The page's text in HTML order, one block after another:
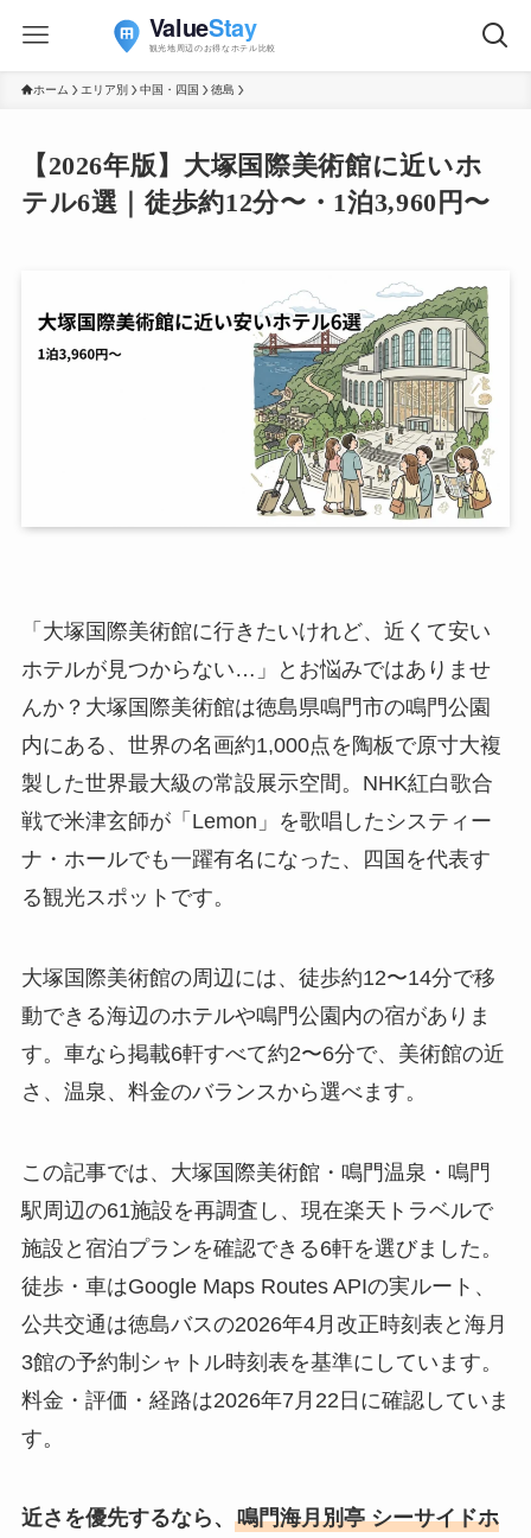
ホーム エリア別 中国・四国 徳島
【2026年版】大塚国際美術館に近いホ
テル6選｜徒歩約12分〜・1泊3,960円〜
「大塚国際美術館に行きたいけれど、近くて安い
ホテルが見つからない…」とお悩みではありませ
んか？大塚国際美術館は徳島県鳴門市の鳴門公園
内にある、世界の名画約1,000点を陶板で原寸大複
製した世界最大級の常設展示空間。NHK紅白歌合
戦で米津玄師が「Lemon」を歌唱したシスティー
ナ・ホールでも一躍有名になった、四国を代表す
る観光スポットです。
大塚国際美術館の周辺には、徒歩約12〜14分で移
動できる海辺のホテルや鳴門公園内の宿がありま
す。車なら掲載6軒すべて約2〜6分で、美術館の近
さ、温泉、料金のバランスから選べます。
この記事では、大塚国際美術館・鳴門温泉・鳴門
駅周辺の61施設を再調査し、現在楽天トラベルで
施設と宿泊プランを確認できる6軒を選びました。
徒歩・車はGoogle Maps Routes APIの実ルート、
公共交通は徳島バスの2026年4月改正時刻表と海月
3館の予約制シャトル時刻表を基準にしています。
料金・評価・経路は2026年7月22日に確認していま
す。
近さを優先するなら、 鳴門海月別亭 シーサイドホ